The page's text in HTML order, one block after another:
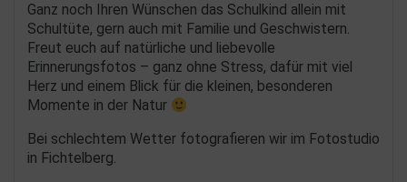
Ganz noch Ihren Wünschen das Schulkind allein mit
Schultüte, gern auch mit Familie und Geschwistern.
Freut euch auf natürliche und liebevolle
Erinnerungsfotos – ganz ohne Stress, dafür mit viel
Herz und einem Blick für die kleinen, besonderen
Momente in der Natur
Bei schlechtem Wetter fotografieren wir im Fotostudio
in Fichtelberg.